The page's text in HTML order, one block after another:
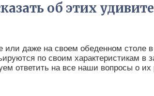
об этих
или даже на своем обеденном
по своим характеристикам
ответить на все наши вопросы о их